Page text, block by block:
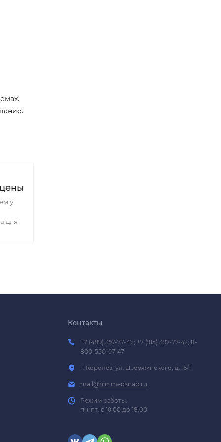
у
для
Контакты
+7 (499) 397-77-42; +7 (915) 397-77-42; 8-
800-550-07-47
г. Королёв, ул. Дзержинского, д. 16/1
mail@himmedsnab.ru
Режим работы:
пн-пт: с 10:00 до 18:00